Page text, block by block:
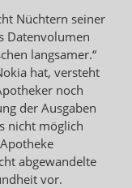
Nüchtern seiner
Datenvolumen
langsamer.“
hat, versteht
noch
der Ausgaben
nicht möglich
abgewandelte
vor.